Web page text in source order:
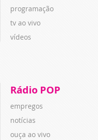
programação
tv ao vivo
vídeos
Rádio POP
empregos
notícias
ouça ao vivo